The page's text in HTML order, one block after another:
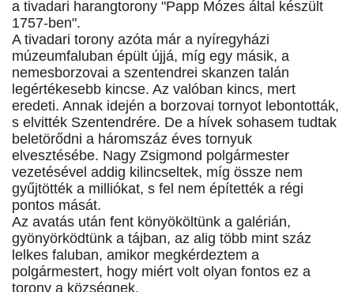
a tivadari harangtorony "Papp Mózes által készült
1757-ben".
A tivadari torony azóta már a nyíregyházi
múzeumfaluban épült újjá, míg egy másik, a
nemesborzovai a szentendrei skanzen talán
legértékesebb kincse. Az valóban kincs, mert
eredeti. Annak idején a borzovai tornyot lebontották,
s elvitték Szentendrére. De a hívek sohasem tudtak
beletörődni a háromszáz éves tornyuk
elvesztésébe. Nagy Zsigmond polgármester
vezetésével addig kilincseltek, míg össze nem
gyűjtötték a milliókat, s fel nem építették a régi
pontos mását.
Az avatás után fent könyököltünk a galérián,
gyönyörködtünk a tájban, az alig több mint száz
lelkes faluban, amikor megkérdeztem a
polgármestert, hogy miért volt olyan fontos ez a
torony a községnek.